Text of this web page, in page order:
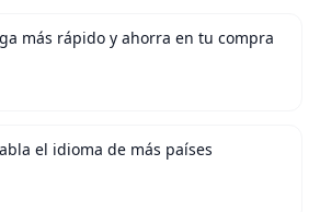
más rápido y ahorra en tu compra
el idioma de más países